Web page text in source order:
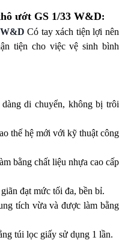
ướt GS 1/33 W&D:
W&DCó tay xách tiện lợi nên
tiện cho việc vệ sinh bình
di chuyển, không bị trôi
thế hệ mới với kỹ thuật công
bằng chất liệu nhựa cao cấp
đạt mức tối đa, bền bỉ.
tích vừa và được làm bằng
túi lọc giấy sử dụng 1 lần.